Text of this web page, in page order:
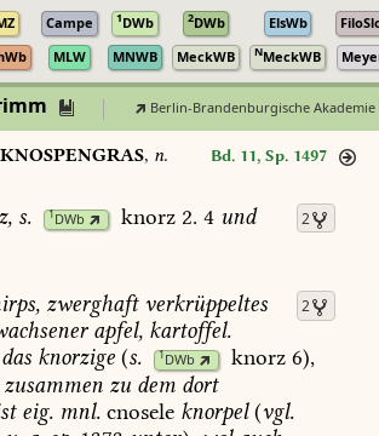
Campe 1DWb 2DWb ElsWb
MLW MNWB MeckWB NMeckWB
Berlin-Brandenburgische Akademie
KNOSPENGRAS, n. Bd. 11, Sp. 1497
2
s. 1DWb knorz 2. 4 und
2
zwerghaftverkrüppeltes
apfel, kartoffel.
knorzige (s. 1DWb knorz 6),
zusammen zu dem dort
eig. mnl. cnosele knorpel(vgl.